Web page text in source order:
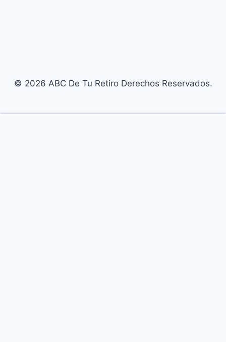
© 2026 ABC De Tu Retiro Derechos Reservados.